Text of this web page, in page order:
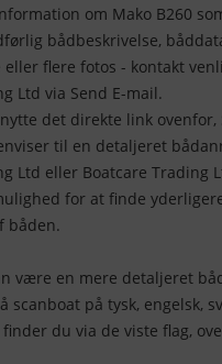
om Mako B260
bådbeskrivelse,
flere fotos - kontakt
Ltd via Send E-mail.
det direkte link ovenfor,
til en detaljeret
Ltd eller Boatcare Trading
for at finde
båden.
være en mere detaljeret
scanboat på tysk, engelsk,
du via de viste flag,